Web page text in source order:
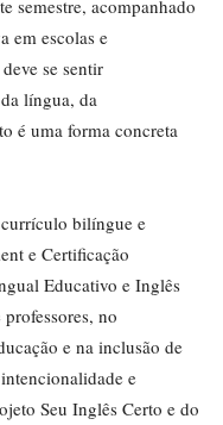
semestre, acompanhado
em escolas e
se sentir
língua, da
é uma forma concreta
bilíngue e
e Certificação
Educativo e Inglês
no
e na inclusão de
e
Seu Inglês Certo e do